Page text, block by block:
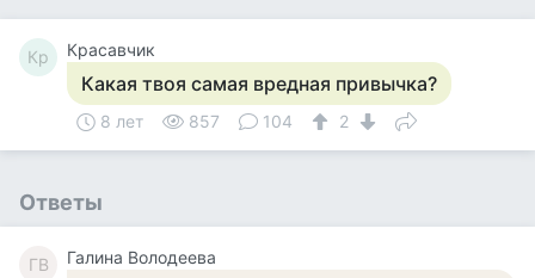
Кр Красавчик
Какая твоя самая вредная привычка?
8 лет 857 104 2
Ответы
ГВ Галина Володеева